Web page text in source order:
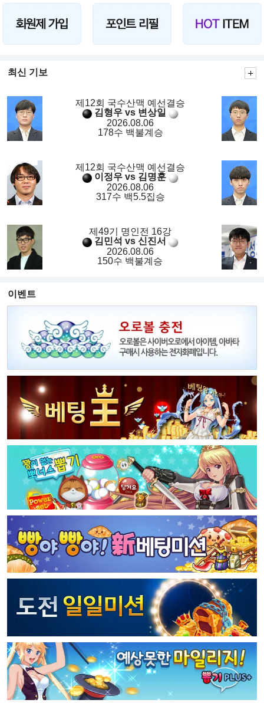
최신 기보
제12회 국수산맥 예선결승
김형우 vs 변상일
2026.08.06
178수 백불계승
제12회 국수산맥 예선결승
이정우 vs 김명훈
2026.08.06
317수 백5.5집승
제49기 명인전 16강
김민석 vs 신진서
2026.08.06
150수 백불계승
이벤트